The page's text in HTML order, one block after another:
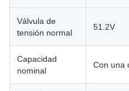
Válvula de
tensión normal
51.2V
Capacidad
nominal
Con una